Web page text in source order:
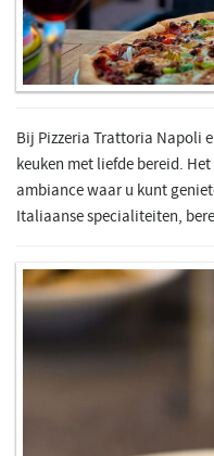
Bij Pizzeria Trattoria Napoli
keuken met liefde bereid.
ambiance waar u kunt
Italiaanse specialiteiten,